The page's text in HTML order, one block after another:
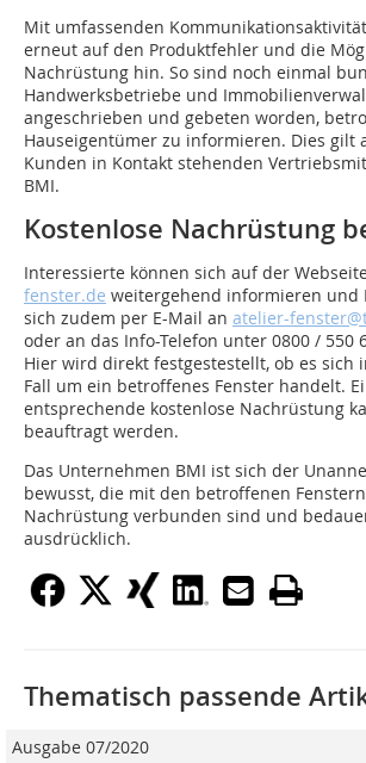
Mit umfassenden
erneut auf den Produktfehler und die
Nachrüstung hin. So sind noch einmal
Handwerksbetriebe und
angeschrieben und gebeten worden,
Hauseigentümer zu informieren. Dies gilt
Kunden in Kontakt stehenden
BMI.
Kostenlose Nachrüstung
Interessierte können sich auf der
fenster.de weitergehend informieren und
sich zudem per E-Mail an atelier-
oder an das Info-Telefon unter 0800 / 550
Hier wird direkt festgestestellt, ob es sich
Fall um ein betroffenes Fenster handelt.
entsprechende kostenlose Nachrüstung
beauftragt werden.
Das Unternehmen BMI ist sich der
bewusst, die mit den betroffenen
Nachrüstung verbunden sind und
ausdrücklich.
Thematisch passende
Ausgabe 07/2020